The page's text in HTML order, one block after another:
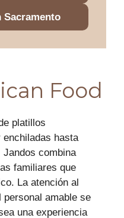
Sacramento
Food
platillos
hasta
combina
familiares que
La atención al
amable se
una experiencia